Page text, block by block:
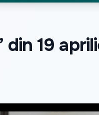
19